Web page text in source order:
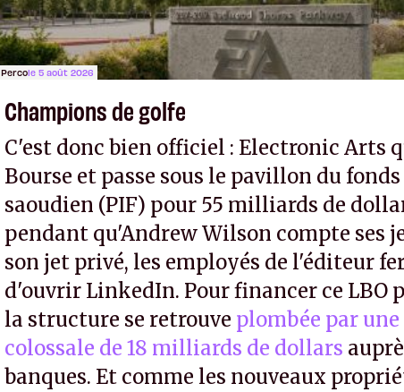
Percole 5 août 2026
Champions de golfe
C'est donc bien officiel : Electronic Arts
Bourse et passe sous le pavillon du
saoudien (PIF) pour 55 milliards de
pendant qu'Andrew Wilson compte ses
son jet privé, les employés de l'éditeur
d'ouvrir LinkedIn. Pour financer ce LBO
la structure se retrouve plombée par
colossale de 18 milliards de dollars
banques. Et comme les nouveaux